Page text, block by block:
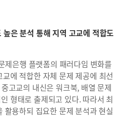
은 분석 통해 지역 고교에 적합도
은행 플랫폼의 패러다임 변화를
에 적합한 자체 문제 제공에 최선
고교의 내신은 워크북, 배열 문제
형태로 출제되고 있다. 따라서 최
활용하되 집요한 문제 분석과 현실